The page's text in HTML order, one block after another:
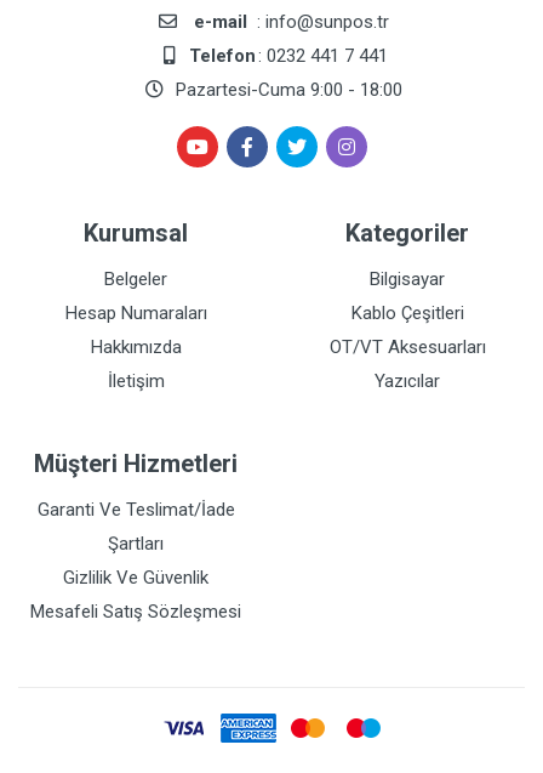
e-mail : info@sunpos.tr
Telefon: 0232 441 7 441
Pazartesi-Cuma 9:00 - 18:00
Kurumsal
Belgeler
Hesap Numaraları
Hakkımızda
İletişim
Kategoriler
Bilgisayar
Kablo Çeşitleri
OT/VT Aksesuarları
Yazıcılar
Müşteri Hizmetleri
Garanti Ve Teslimat/İade
Şartları
Gizlilik Ve Güvenlik
Mesafeli Satış Sözleşmesi